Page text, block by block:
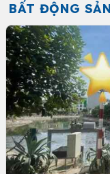
BẤT ĐỘNG